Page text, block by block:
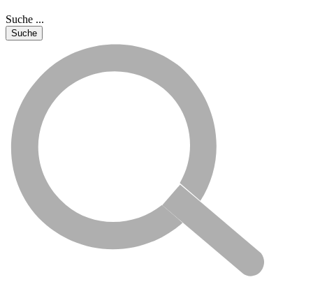
Suche ...